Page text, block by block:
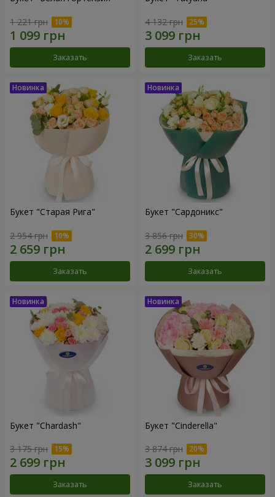
1 221 грн
Заказать
4 132 грн
Заказать
Букет "Старая Рига"
2 954 грн
Заказать
Букет "Сардоникс"
3 856 грн
Заказать
Букет "Chardash"
3 175 грн
Заказать
Букет "Cinderella"
3 874 грн
Заказать